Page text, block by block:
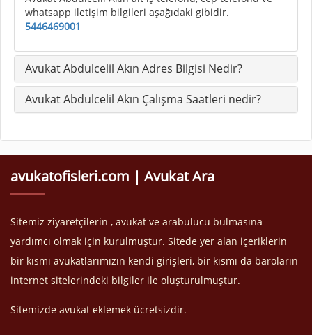
whatsapp iletişim bilgileri aşağıdaki gibidir.
5446469001
Avukat Abdulcelil Akın Adres Bilgisi Nedir?
Avukat Abdulcelil Akın Çalışma Saatleri nedir?
avukatofisleri.com | Avukat Ara
Sitemiz ziyaretçilerin , avukat ve arabulucu bulmasına
yardımcı olmak için kurulmuştur. Sitede yer alan içeriklerin
bir kısmı avukatlarımızın kendi girişleri, bir kısmı da baroların
internet sitelerindeki bilgiler ile oluşturulmuştur.
Sitemizde avukat eklemek ücretsizdir.